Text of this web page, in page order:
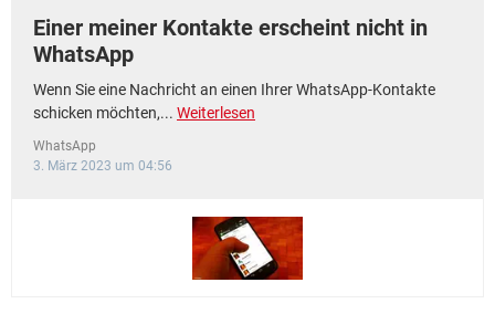
Einer meiner Kontakte erscheint nicht in
WhatsApp
Wenn Sie eine Nachricht an einen Ihrer WhatsApp-Kontakte
schicken möchten,... Weiterlesen
WhatsApp
3. März 2023 um 04:56